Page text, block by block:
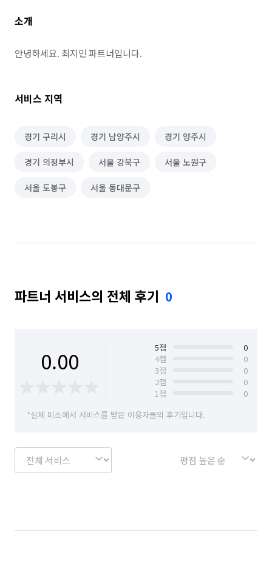
소개
안녕하세요. 최지민 파트너입니다.
서비스 지역
경기 구리시 경기 남양주시 경기 양주시
경기 의정부시 서울 강북구 서울 노원구
서울 도봉구 서울 동대문구
파트너 서비스의 전체 후기 0
0.00 5점
0
4점
0
3점
0
2점
0
1점
0
*실제 미소에서 서비스를 받은 이용자들의 후기입니다.